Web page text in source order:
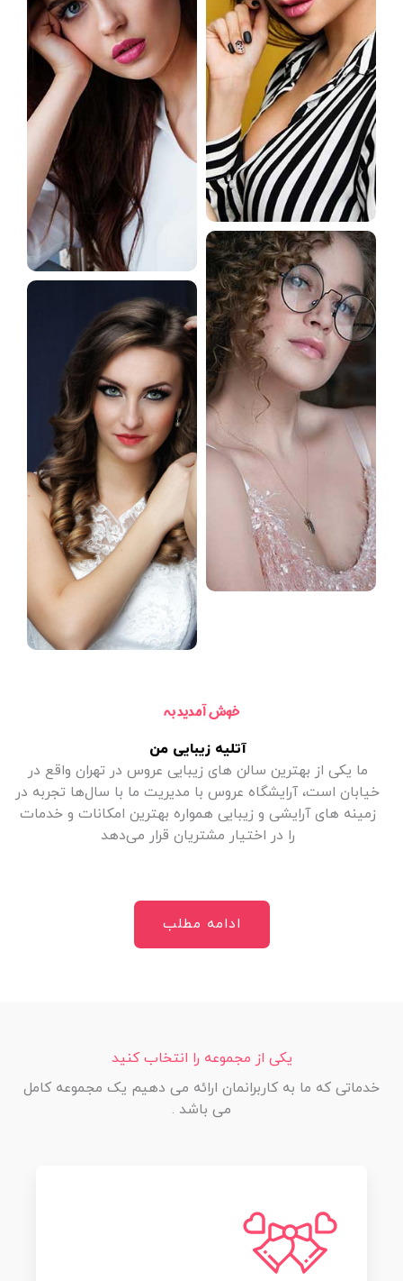
خوش آمدید به
آتلیه زیبایی من
ما یکی از بهترین سالن های زیبایی عروس در تهران واقع در
خیابان است، آرایشگاه عروس با مدیریت ما با سال‌ها تجربه در
زمینه های آرایشی و زیبایی همواره بهترین امکانات و خدمات
را در اختیار مشتریان قرار می‌دهد
ادامه مطلب
یکی از مجموعه را انتخاب کنید
خدماتی که ما به کاربرانمان ارائه می دهیم یک مجموعه کامل
می باشد .